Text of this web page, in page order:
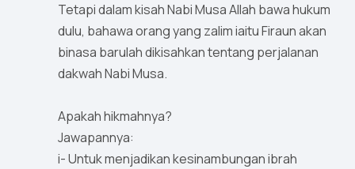
Tetapi dalam kisah Nabi Musa Allah bawa hukum
dulu, bahawa orang yang zalim iaitu Firaun akan
binasa barulah dikisahkan tentang perjalanan
dakwah Nabi Musa.
Apakah hikmahnya?
Jawapannya:
i- Untuk menjadikan kesinambungan ibrah